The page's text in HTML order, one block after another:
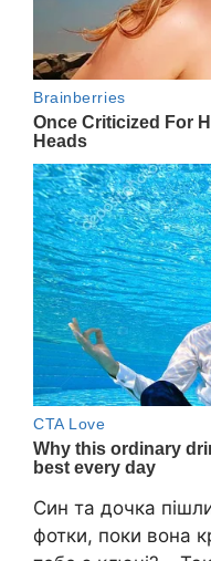
Син та дочка
фотки, поки вона